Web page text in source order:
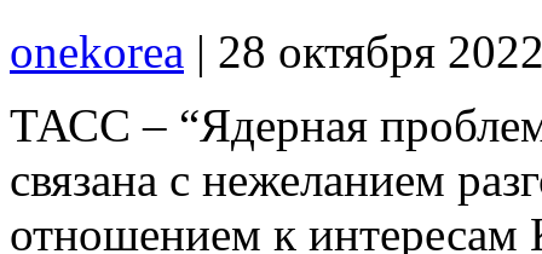
onekorea | 28 октября
ТАСС – “Ядерная
связана с нежеланием
отношением к